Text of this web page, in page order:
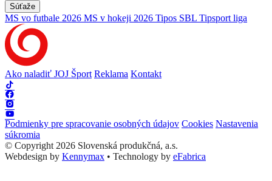
Súťaže
MS vo futbale 2026 MS v hokeji 2026 Tipos SBL Tipsport liga
Ako naladiť JOJ Šport Reklama Kontakt
Podmienky pre spracovanie osobných údajov Cookies Nastavenia
súkromia
© Copyright 2026 Slovenská produkčná, a.s.
Webdesign by Kennymax • Technology by eFabrica